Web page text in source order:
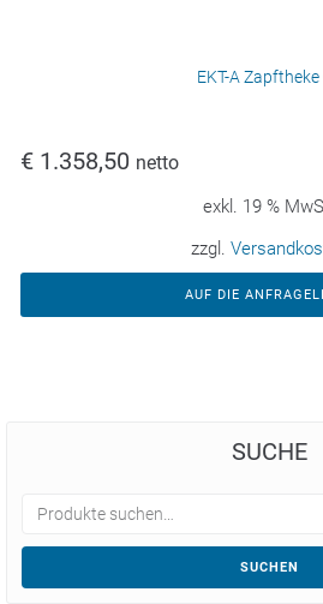
EKT-A Zapftheke
€ 1.358,50 netto
exkl. 19 %
zzgl.
AUF DIE
SUCHE
SUCHEN